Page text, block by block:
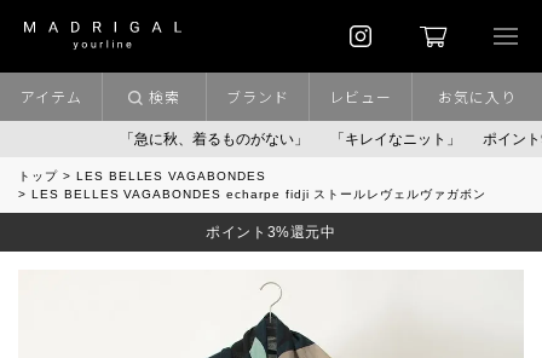
「急に秋、着るものがない」 「キレイなニット」 ポイント9％「マ
アイテム 検索 ブランド レビュー お気に入り
トップ
LES BELLES VAGABONDES
LES BELLES VAGABONDES echarpe fidji ストールレヴェルヴァガボン
ポイント3%還元中